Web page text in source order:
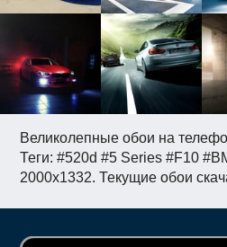
Великолепные обои на
Теги: #520d #5 Series #F10
2000x1332. Текущие обои